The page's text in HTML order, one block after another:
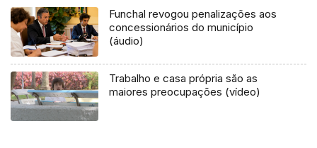
Funchal revogou penalizações aos
concessionários do município
(áudio)
Trabalho e casa própria são as
maiores preocupações (vídeo)